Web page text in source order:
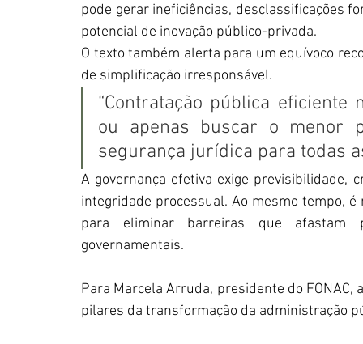
pode gerar ineficiências, desclassificações
potencial de inovação público-privada.
O texto também alerta para um equívoco
de simplificação irresponsável.
“Contratação pública
ou apenas buscar o menor
segurança jurídica para todas
A governança efetiva exige previsibilidade,
integridade processual. Ao mesmo tempo,
para eliminar barreiras que afastam
governamentais.
Para Marcela Arruda, presidente do
pilares da transformação da administração